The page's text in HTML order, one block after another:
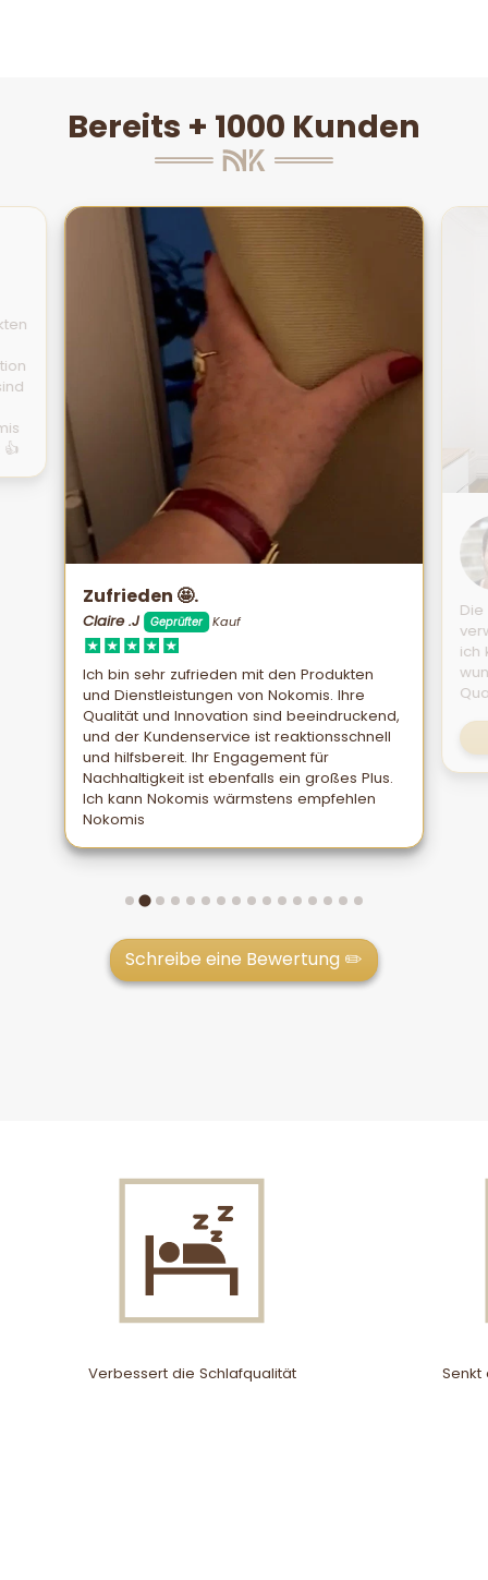
Bereits + 1000 Kunden
Zufrieden 🤩.
Claire .J Geprüfter Kauf
Ich bin sehr zufrieden mit den Produkten
und Dienstleistungen von Nokomis. Ihre
Qualität und Innovation sind beeindruckend,
und der Kundenservice ist reaktionsschnell
und hilfsbereit. Ihr Engagement für
Nachhaltigkeit ist ebenfalls ein großes Plus.
Ich kann Nokomis wärmstens empfehlen
Nokomis
ich
Schreibe eine Bewertung ✏️
Verbessert die Schlafqualität Senkt